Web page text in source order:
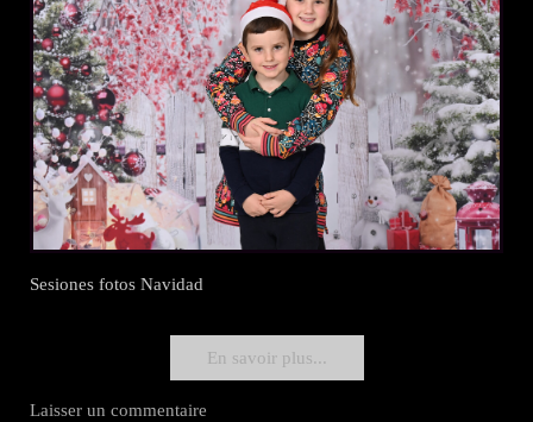
Sesiones fotos Navidad
En savoir plus...
Laisser un commentaire